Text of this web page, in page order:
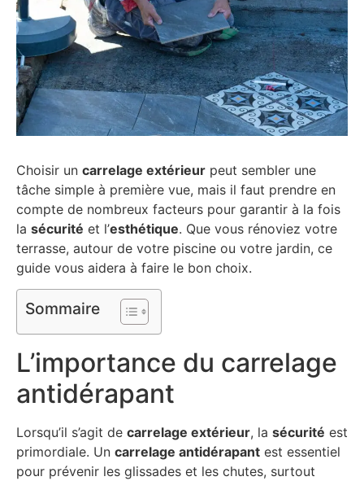
Choisir un carrelage extérieur peut sembler une
tâche simple à première vue, mais il faut prendre en
compte de nombreux facteurs pour garantir à la fois
la sécurité et l’esthétique. Que vous rénoviez votre
terrasse, autour de votre piscine ou votre jardin, ce
guide vous aidera à faire le bon choix.
Sommaire
L’importance du carrelage
antidérapant
Lorsqu’il s’agit de carrelage extérieur, la sécurité est
primordiale. Un carrelage antidérapant est essentiel
pour prévenir les glissades et les chutes, surtout